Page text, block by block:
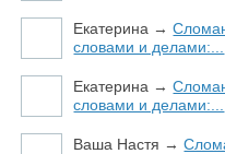
Екатерина →
словами и делами:...
Екатерина →
словами и делами:...
Ваша Настя →